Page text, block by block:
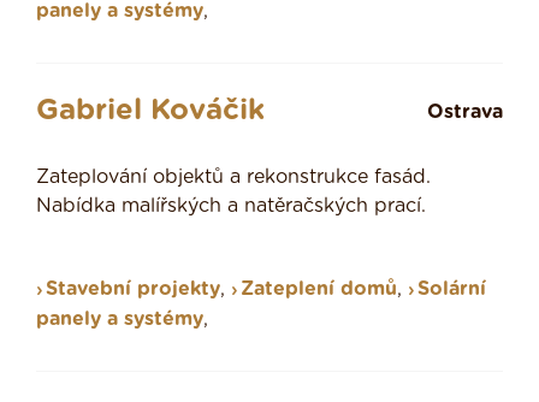
panely a systémy,
Gabriel Kováčik Ostrava
Zateplování objektů a rekonstrukce fasád.
Nabídka malířských a natěračských prací.
Stavební projekty, Zateplení domů,
Solární
panely a systémy,